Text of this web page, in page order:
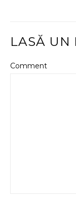
LASĂ UN
Comment